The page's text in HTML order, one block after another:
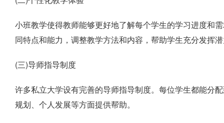
小班教学使得教师能够更好地了解每个学生的学习进度和
同特点和能力，调整教学方法和内容，帮助学生充分发挥
(三)导师指导制度
许多私立大学设有完善的导师指导制度。每位学生都能分
规划、个人发展等方面提供帮助。